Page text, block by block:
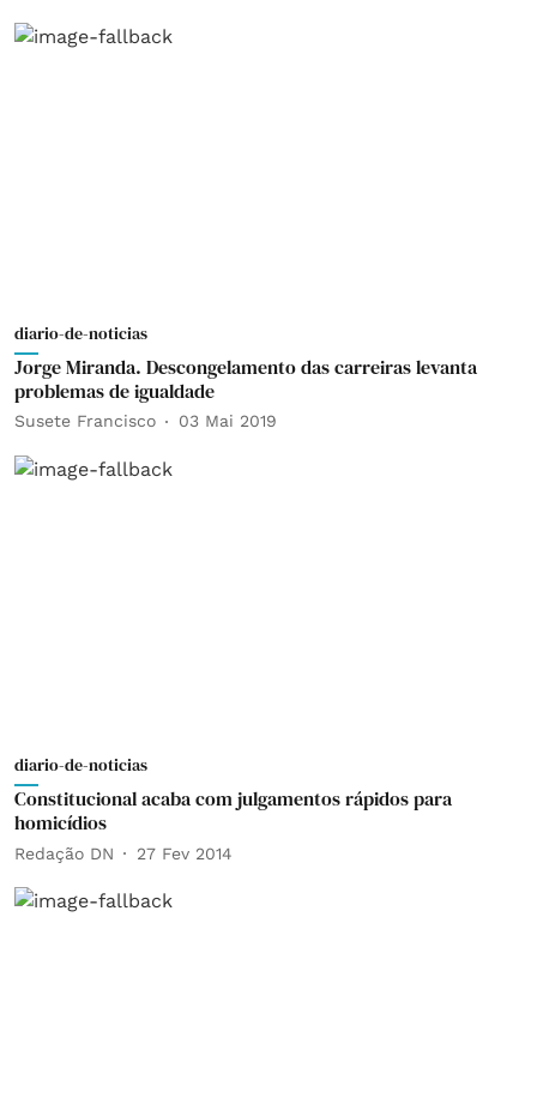
diario-de-noticias
Jorge Miranda. Descongelamento das carreiras levanta
problemas de igualdade
Susete Francisco 03 Mai 2019
diario-de-noticias
Constitucional acaba com julgamentos rápidos para
homicídios
Redação DN 27 Fev 2014